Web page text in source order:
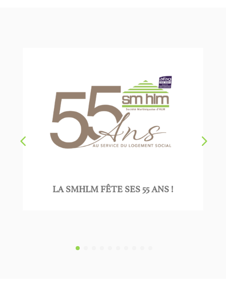
SMHLM FÊTE SES 55 ANS !
LA